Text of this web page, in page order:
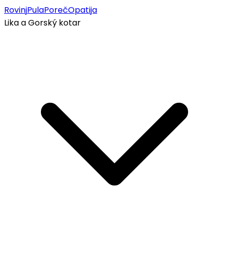
RovinjPulaPorečOpatija
Lika a Gorský kotar